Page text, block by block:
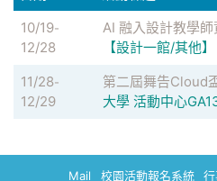
10/19-
12/28
AI 融入設計教學師
【設計一館/其他】
11/28-
12/29
第二屆舞告Cloud
大學 活動中心
Mail 校園活動報名系統